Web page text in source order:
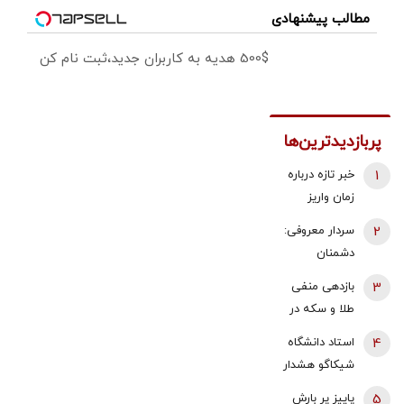
مطالب پیشنهادی
500$ هدیه به کاربران جدید،ثبت نام کن
پربازدیدترین‌ها
خبر تازه درباره
زمان واریز
فروردین و
اردیبهشت
بازنشستگان
تامین اجتماعی
1
سردار معروفی:
دشمنان
قادر به تصرف
خاک ایران
نیستند/ اگر
2
بازدهی منفی
طلا و سکه در
قیمت طلا با دو
3
استاد دانشگاه
شیکاگو هشدار
4
پاییز پر بارش
5